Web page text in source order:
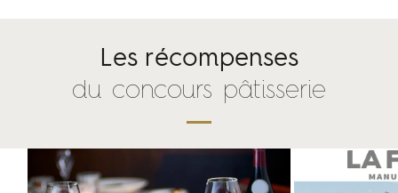
Les récompenses
du concours pâtisserie